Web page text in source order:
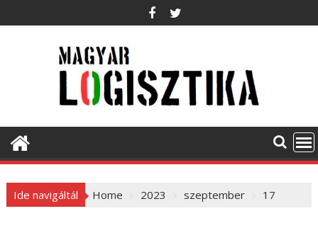
k
o
t
Ide navigáltál Home 2023 szeptember 17